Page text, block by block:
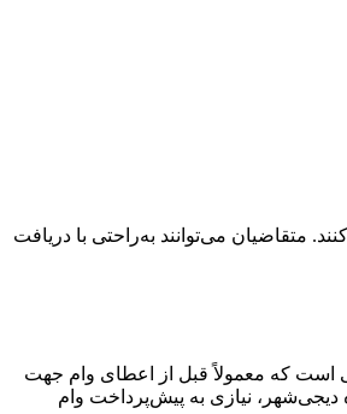
متقاضیان می‌توانند به‌راحتی با دریافت
است که معمولاً قبل از اعطای وام جهت
نیازی به پیش‌پرداخت وام